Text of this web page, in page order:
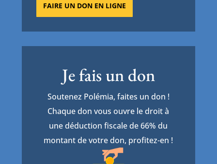
FAIRE UN DON EN LIGNE
Je fais un don
Soutenez Polémia, faites un don !
Chaque don vous ouvre le droit à
une déduction fiscale de 66% du
montant de votre don, profitez-en !